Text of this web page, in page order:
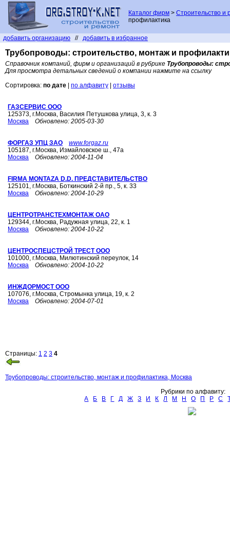
Каталог фирм > Строительство и
профилактика
добавить организацию // добавить в избранное
Трубопроводы: строительство, монтаж и
Справочник компаний, фирм и организаций в рубрике Трубопроводы:
Для просмотра детальных сведений о компании нажмите на ссылку
Сортировка: по дате по алфавиту отзывы
ГАЗСЕРВИС ООО
125373, г.Москва, Василия Петушкова улица, 3, к. 3
Москва
Обновлено: 2005-03-30
ФОРГАЗ УПЦ ЗАО
www.forgaz.ru
105187, г.Москва, Измайловское ш., 47а
Москва
Обновлено: 2004-11-04
FIRMA MONTAZA D.D. ПРЕДСТАВИТЕЛЬСТВО
125101, г.Москва, Боткинский 2-й пр., 5, к. 33
Москва
Обновлено: 2004-10-29
ЦЕНТРОТРАНСТЕХМОНТАЖ ОАО
129344, г.Москва, Радужная улица, 22, к. 1
Москва
Обновлено: 2004-10-22
ЦЕНТРОСПЕЦСТРОЙ ТРЕСТ ООО
101000, г.Москва, Милютинский переулок, 14
Москва
Обновлено: 2004-10-22
ИНЖДОРМОСТ ООО
107076, г.Москва, Стромынка улица, 19, к. 2
Москва
Обновлено: 2004-07-01
Страницы: 1 2 3 4
Трубопроводы: строительство, монтаж и профилактика, Москва
Рубрики по алфавиту:
А
Б В Г Д Ж З И К Л М Н О П Р С